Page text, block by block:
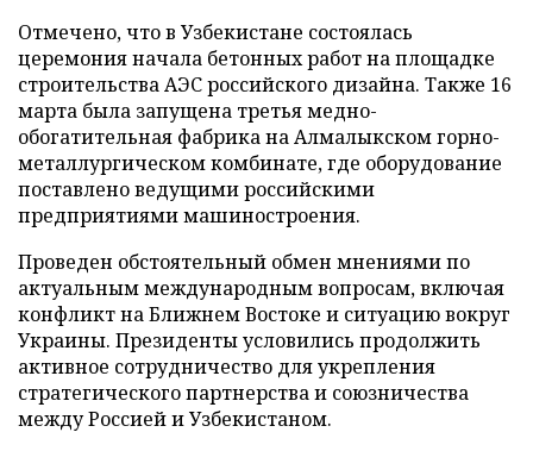
Отмечено, что в Узбекистане состоялась
церемония начала бетонных работ на площадке
строительства АЭС российского дизайна. Также 16
марта была запущена третья медно-
обогатительная фабрика на Алмалыкском горно-
металлургическом комбинате, где оборудование
поставлено ведущими российскими
предприятиями машиностроения.
Проведен обстоятельный обмен мнениями по
актуальным международным вопросам, включая
конфликт на Ближнем Востоке и ситуацию вокруг
Украины. Президенты условились продолжить
активное сотрудничество для укрепления
стратегического партнерства и союзничества
между Россией и Узбекистаном.